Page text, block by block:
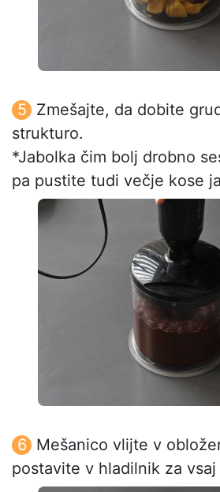
Zmešajte, da dobite
strukturo.
*Jabolka čim bolj drobno
pa pustite tudi večje kose
Mešanico vlijte v
postavite v hladilnik za vsaj